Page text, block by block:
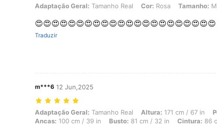
Adaptação Geral: Tamanho Real, Cor: Rosa, Tamanho: M
Adaptação Geral: Tamanho Real Cor: Rosa Tamanho: M
😍😍😍😍😍😍😍😍😍😍😍😍😍😍😍😍😍😍😍😍😍😍
Traduzir
m***6 12 Jun,2025
Adaptação Geral: Tamanho Real, Altura: 171 cm / 67 in, Peso: 49
Adaptação Geral: Tamanho Real Altura: 171 cm / 67 in
Ancas: 100 cm / 39 in Busto: 81 cm / 32 in Cintura: 86